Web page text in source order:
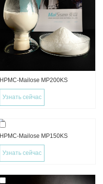
HPMC-Mailose MP200KS
Узнать сейчас
HPMC-Mailose MP150KS
Узнать сейчас